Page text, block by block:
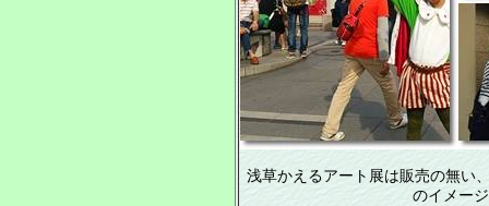
浅草かえるアート展は販売の無い
のイメー